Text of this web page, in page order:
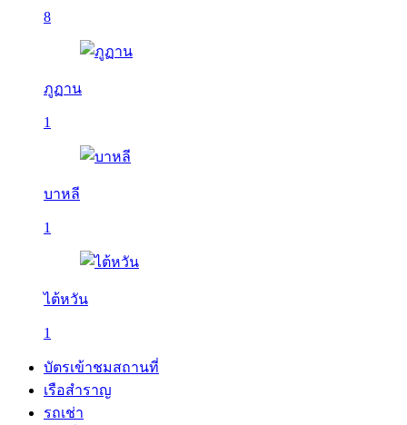
8
ภูฏาน
1
บาหลี
1
ไต้หวัน
1
บัตรเข้าชมสถานที่
เรือสำราญ
รถเช่า